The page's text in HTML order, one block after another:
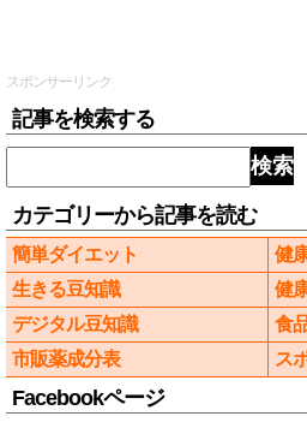
スポンサーリンク
記事を検索する
検索
カテゴリーから記事を読む
簡単ダイエット
健
生きる豆知識
健
デジタル豆知識
食
市販薬成分表
ス
Facebookページ